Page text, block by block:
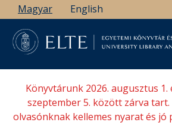
Ugrás
a
tartalomra
Magyar English
Könyvtárunk 2026. augusztus 1.
szeptember 5. között zárva
olvasónknak kellemes nyarat és jó